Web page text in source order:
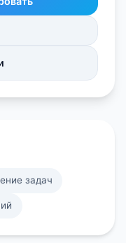
задач